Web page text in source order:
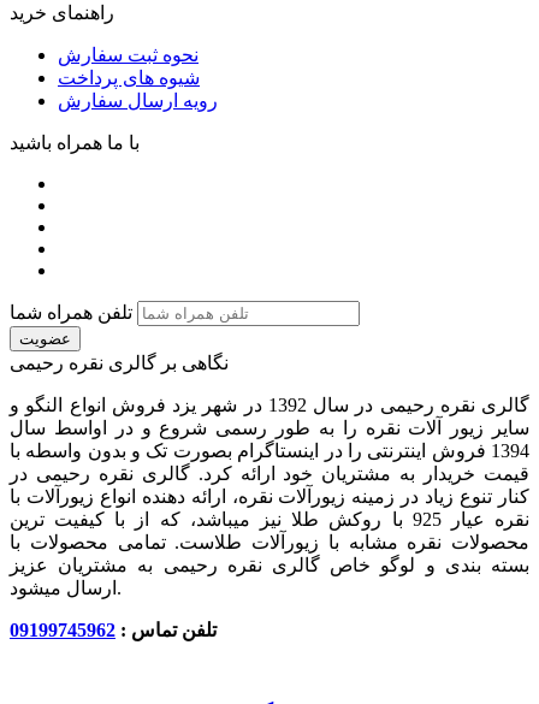
راهنمای خرید
نحوه ثبت سفارش
شیوه های پرداخت
رویه ارسال سفارش
با ما همراه باشید
تلفن همراه شما
عضویت
نگاهی بر گالری نقره رحیمی
گالری نقره رحیمی در سال 1392 در شهر یزد فروش انواع النگو و
سایر زیور آلات نقره را به طور رسمی شروع و در اواسط سال
1394 فروش اینترنتی را در اینستاگرام بصورت تک و بدون واسطه با
قیمت خریدار به مشتریان خود ارائه کرد. گالری نقره رحیمی در
کنار تنوع زیاد در زمینه زیورآلات نقره، ارائه دهنده انواع زیورآلات با
نقره عیار 925 با روکش طلا نیز میباشد، که از با کیفیت‏ ترین
محصولات نقره مشابه با زیورآلات طلاست. تمامی محصولات با
بسته بندی و لوگو خاص گالری نقره رحیمی به مشتریان عزیز
ارسال میشود.
تلفن تماس : 09199745962